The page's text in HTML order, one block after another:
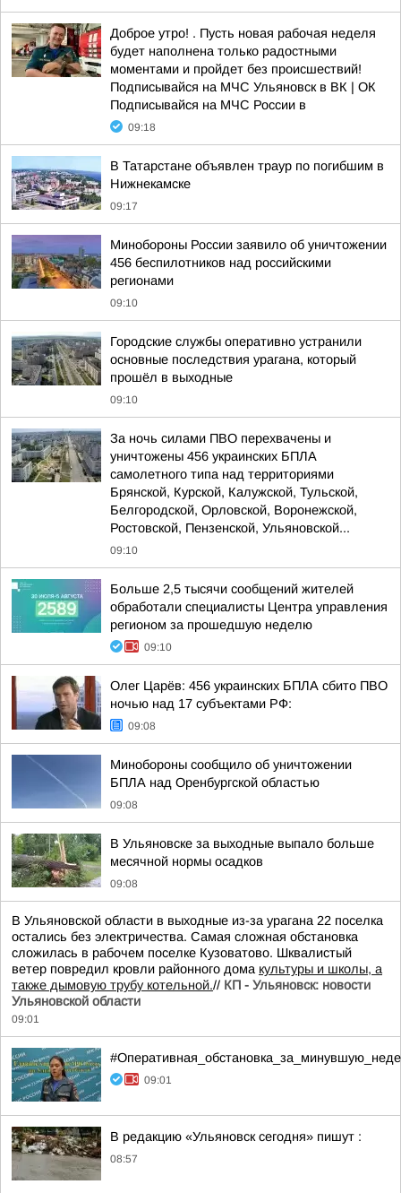
Доброе утро! . Пусть новая рабочая неделя
будет наполнена только радостными
моментами и пройдет без происшествий!
Подписывайся на МЧС Ульяновск в ВК | ОК
Подписывайся на МЧС России в
09:18
В Татарстане объявлен траур по погибшим в
Нижнекамске
09:17
Минобороны России заявило об уничтожении
456 беспилотников над российскими
регионами
09:10
Городские службы оперативно устранили
основные последствия урагана, который
прошёл в выходные
09:10
За ночь силами ПВО перехвачены и
уничтожены 456 украинских БПЛА
самолетного типа над территориями
Брянской, Курской, Калужской, Тульской,
Белгородской, Орловской, Воронежской,
Ростовской, Пензенской, Ульяновской...
09:10
Больше 2,5 тысячи сообщений жителей
обработали специалисты Центра управления
регионом за прошедшую неделю
09:10
Олег Царёв: 456 украинских БПЛА сбито ПВО
ночью над 17 субъектами РФ:
09:08
Минобороны сообщило об уничтожении
БПЛА над Оренбургской областью
09:08
В Ульяновске за выходные выпало больше
месячной нормы осадков
09:08
В Ульяновской области в выходные из-за урагана 22 поселка
остались без электричества. Самая сложная обстановка
сложилась в рабочем поселке Кузоватово. Шквалистый
ветер повредил кровли районного дома культуры и школы, а
также дымовую трубу котельной.// КП - Ульяновск: новости
Ульяновской области
09:01
09:01
В редакцию «Ульяновск сегодня» пишут :
08:57